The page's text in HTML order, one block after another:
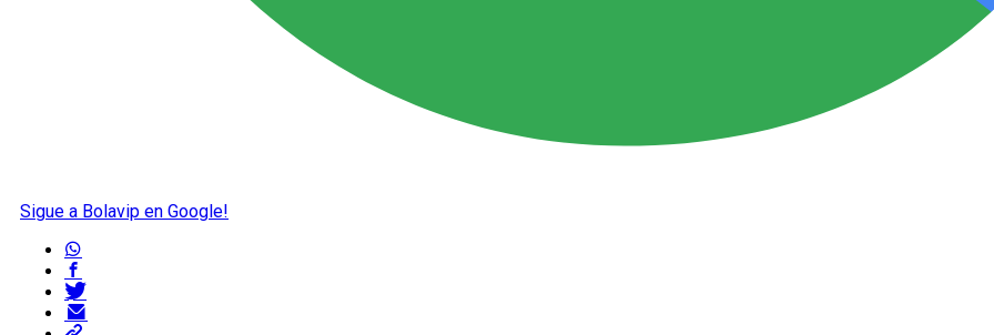
Sigue a Bolavip en Google!